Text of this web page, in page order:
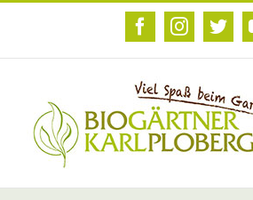
Zum
FacebookInstagram